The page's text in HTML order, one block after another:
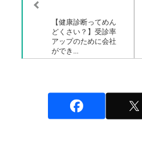
【健康診断ってめん
どくさい？】受診率
アップのために会社
ができ...